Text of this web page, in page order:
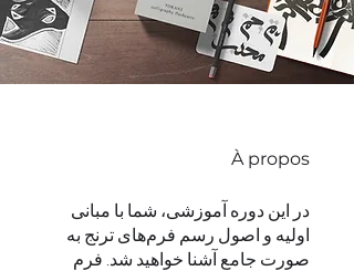
À propos
در این دوره آموزشی، شما با مبانی
اولیه و اصول رسم فرم‌های ترنج به
صورت جامع آشنا خواهید شد. فرم